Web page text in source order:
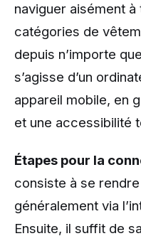
naviguer aisément
catégories de
depuis n’importe
s’agisse d’un
appareil mobile, en
et une accessibilité
Étapes pour la
consiste à se
généralement via
Ensuite, il suffit de